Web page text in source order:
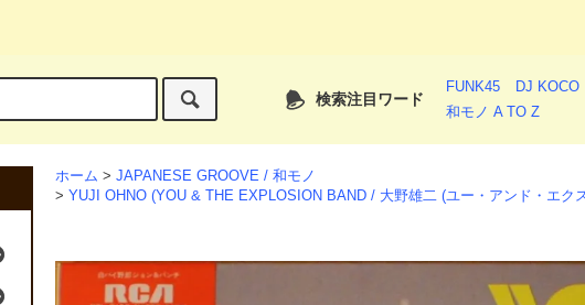
検索注目ワード
FUNK45 DJ KOCO
和モノ A TO Z
ホーム > JAPANESE GROOVE / 和モノ
> YUJI OHNO (YOU & THE EXPLOSION BAND / 大野雄二 (ユー・アンド・エク